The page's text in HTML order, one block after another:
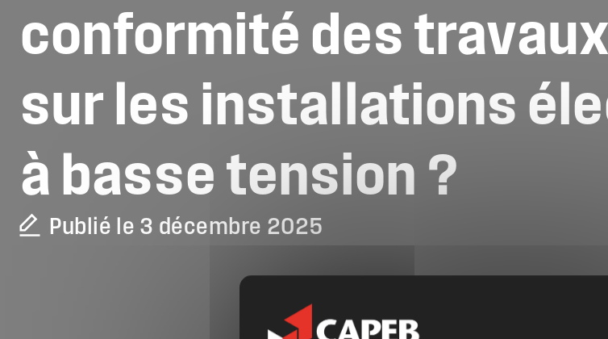
conformité des travaux
sur les installations
à basse tension ?
Publié le 3 décembre 2025